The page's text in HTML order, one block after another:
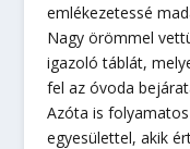
emlékezetessé
Nagy örömmel
igazoló táblát,
fel az óvoda
Azóta is
egyesülettel, akik